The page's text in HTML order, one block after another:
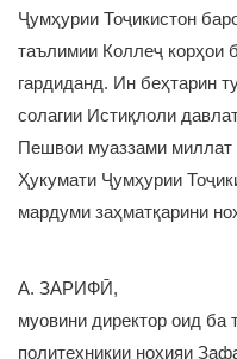
Ҷумҳурии Тоҷикистон
таълимии Коллеҷ корҳои
гардиданд. Ин беҳтарин
солагии Истиқлоли
Пешвои муаззами
Ҳукумати Ҷумҳурии
мардуми заҳматқарини
А. ЗАРИФӢ,
муовини директор оид
политехникии ноҳияи